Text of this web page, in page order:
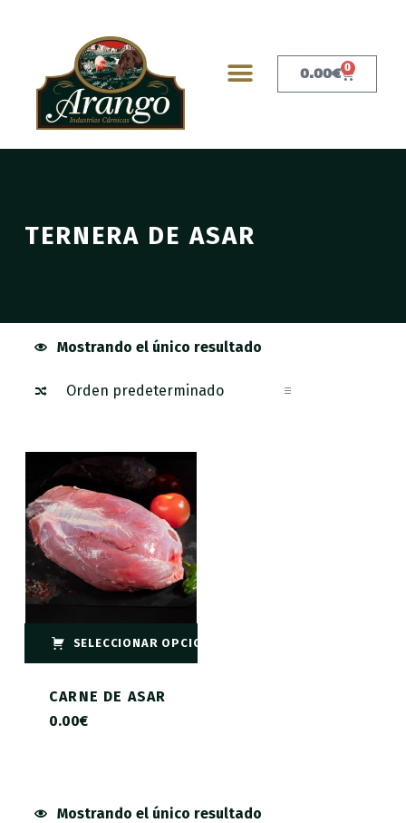
0.00€ 0
TERNERA DE ASAR
Mostrando el único resultado
SELECCIONAR OPCIONES
CARNE DE ASAR
0.00€
Mostrando el único resultado